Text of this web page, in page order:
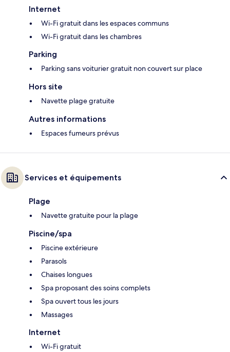
Internet
Wi-Fi gratuit dans les espaces communs
Wi-Fi gratuit dans les chambres
Parking
Parking sans voiturier gratuit non couvert sur place
Hors site
Navette plage gratuite
Autres informations
Espaces fumeurs prévus
Services et équipements
Plage
Navette gratuite pour la plage
Piscine/spa
Piscine extérieure
Parasols
Chaises longues
Spa proposant des soins complets
Spa ouvert tous les jours
Massages
Internet
Wi-Fi gratuit